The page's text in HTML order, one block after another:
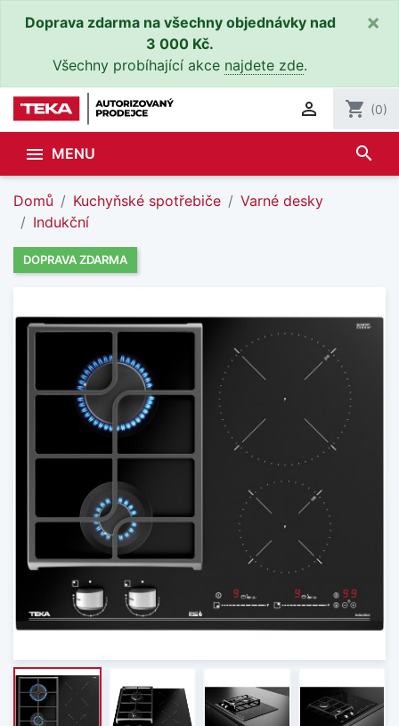
Doprava zdarma na všechny objednávky nad
3 000 Kč.
Všechny probíhající akce najdete zde.
×
 shopping_cart (0)
 MENU search
Domů Kuchyňské spotřebiče
Varné desky
Indukční
DOPRAVA ZDARMA